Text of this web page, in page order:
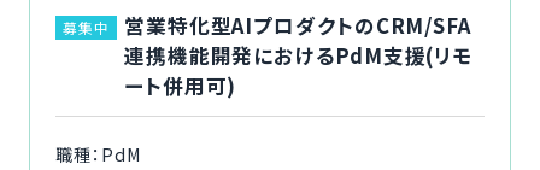
募集中
営業特化型AIプロダクトのCRM/SFA
連携機能開発におけるPdM支援(リモ
ート併用可)
職種：PdM